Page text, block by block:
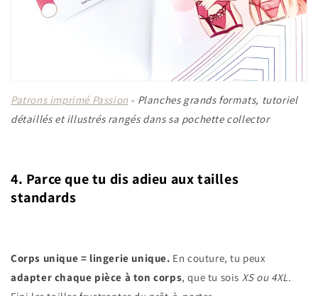
Patrons imprimé Passion- Planches grands formats, tutoriel
détaillés et illustrés rangés dans sa pochette collector
4. Parce que tu dis adieu aux tailles
standards
Corps unique = lingerie unique. En couture, tu peux
adapter chaque pièce à ton corps, que tu sois XS ou 4XL.